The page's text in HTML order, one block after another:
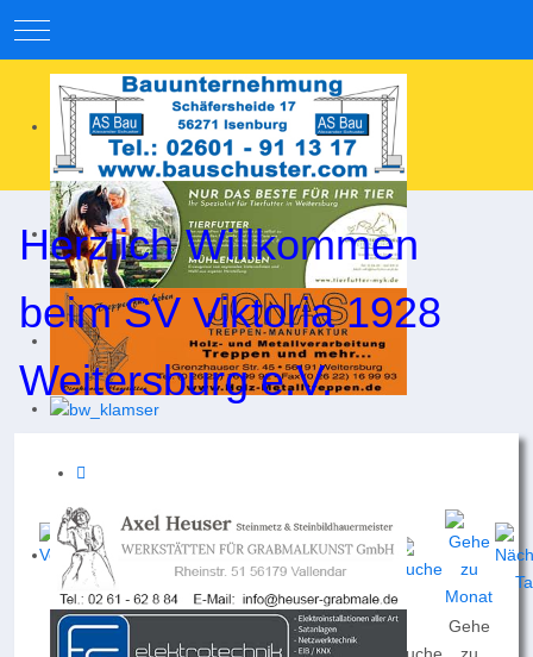
Mobile Menu Toggle
Herzlich Willkommen
beim SV Viktoria 1928
Weitersburg e.V.
Nach
Nach
Nach
Gehe